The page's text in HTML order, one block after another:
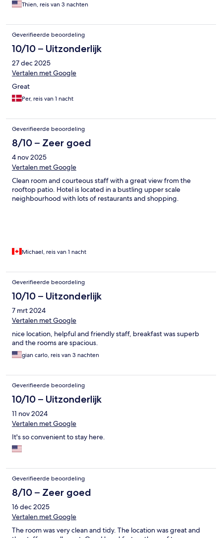
Thien, reis van 3 nachten
Geverifieerde beoordeling
10/10 – Uitzonderlijk
27 dec 2025
Vertalen met Google
Great
Per, reis van 1 nacht
Geverifieerde beoordeling
8/10 – Zeer goed
4 nov 2025
Vertalen met Google
Clean room and courteous staff with a great view from the
rooftop patio. Hotel is located in a bustling upper scale
neighbourhood with lots of restaurants and shopping.
Michael, reis van 1 nacht
Geverifieerde beoordeling
10/10 – Uitzonderlijk
7 mrt 2024
Vertalen met Google
nice location, helpful and friendly staff, breakfast was superb
and the rooms are spacious.
gian carlo, reis van 3 nachten
Geverifieerde beoordeling
10/10 – Uitzonderlijk
11 nov 2024
Vertalen met Google
It's so convenient to stay here.
Geverifieerde beoordeling
8/10 – Zeer goed
16 dec 2025
Vertalen met Google
The room was very clean and tidy. The location was great and